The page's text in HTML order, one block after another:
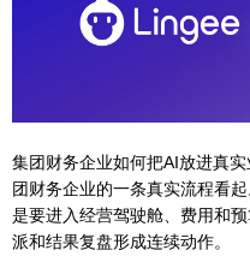
集团财务企业如何把AI放进真
团财务企业的一条真实流程看
是要进入经营驾驶舱、费用和
派和结果复盘形成连续动作。